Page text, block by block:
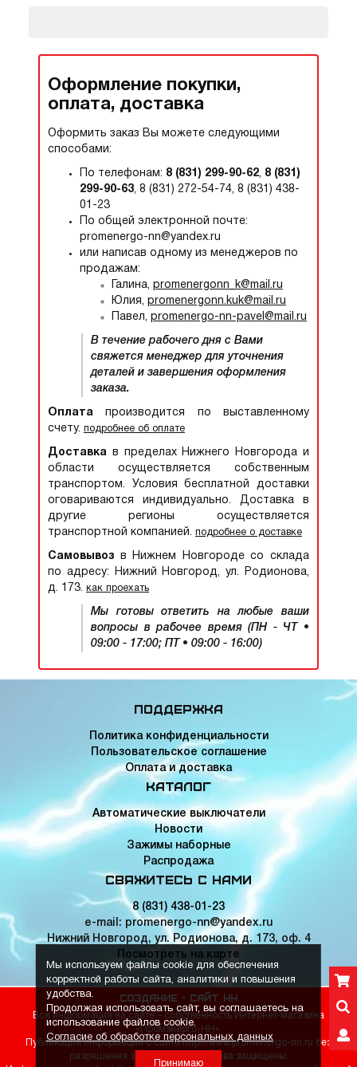
Оформление покупки,
оплата, доставка
Оформить заказ Вы можете следующими
способами:
По телефонам: 8 (831) 299-90-62, 8 (831)
299-90-63, 8 (831) 272-54-74, 8 (831) 438-
01-23
По общей электронной почте:
promenergo-nn@yandex.ru
или написав одному из менеджеров по
продажам:
Галина, promenergonn_k@mail.ru
Юлия, promenergonn.kuk@mail.ru
Павел, promenergo-nn-pavel@mail.ru
В течение рабочего дня с Вами
свяжется менеджер для уточнения
деталей и завершения оформления
заказа.
Оплатапроизводится по выставленному
счету. подробнее об оплате
Доставкав пределах Нижнего Новгорода и
области осуществляется собственным
транспортом. Условия бесплатной доставки
оговариваются индивидуально. Доставка в
другие регионы осуществляется
транспортной компанией. подробнее о доставке
Самовывозв Нижнем Новгороде со склада
по адресу: Нижний Новгород, ул. Родионова,
д. 173. как проехать
Мы готовы ответить на любые ваши
вопросы в рабочее время (ПН - ЧТ •
09:00 - 17:00; ПТ • 09:00 - 16:00)
Поддержка
Политика конфиденциальности
Пользовательское соглашение
Оплата и доставка
Каталог
Автоматические выключатели
Новости
Зажимы наборные
Распродажа
Свяжитесь с нами
8 (831) 438-01-23
e-mail: promenergo-nn@yandex.ru
Нижний Новгород, ул. Родионова, д. 173, оф. 4
Посмотреть на карте
Создание - Сайт НН
Вся информация на сайте – собственность Интернет-магазина
«Промэнерго-НН».
Публикация информации с сайта http://www.promenergo-nn.ru без
разрешения запрещена. Все права защищены.
Мы используем файлы cookie для обеспечения
корректной работы сайта, аналитики и повышения
удобства.
Продолжая использовать сайт, вы соглашаетесь на
использование файлов cookie.
Согласие об обработке персональных данных
Принимаю